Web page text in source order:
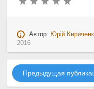
Автор: Юрій
2016
Предыдущая